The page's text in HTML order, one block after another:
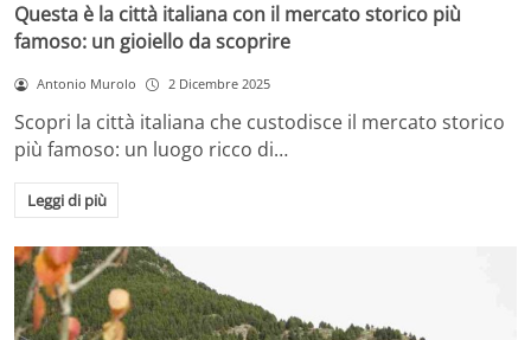
Questa è la città italiana con il mercato storico più
famoso: un gioiello da scoprire
Antonio Murolo 2 Dicembre 2025
Scopri la città italiana che custodisce il mercato storico
più famoso: un luogo ricco di…
Leggi di più